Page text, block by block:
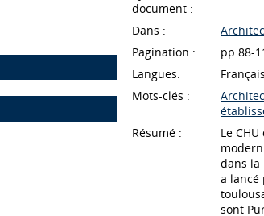
document :
Dans :
Pagination :
pp.88-
Langues:
Français
Mots-clés :
Résumé :
Le
dans la
a
sont